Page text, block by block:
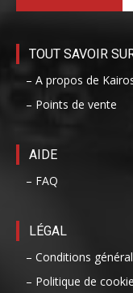
TOUT SAVOIR
– A propos de
– Points de vente
AIDE
– FAQ
LÉGAL
– Conditions
– Politique de